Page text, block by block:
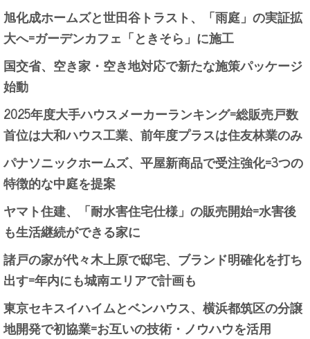
旭化成ホームズと世田谷トラスト、「雨庭」の実証拡
大へ=ガーデンカフェ「ときそら」に施工
国交省、空き家・空き地対応で新たな施策パッケージ
始動
2025年度大手ハウスメーカーランキング=総販売戸数
首位は大和ハウス工業、前年度プラスは住友林業のみ
パナソニックホームズ、平屋新商品で受注強化=3つの
特徴的な中庭を提案
ヤマト住建、「耐水害住宅仕様」の販売開始=水害後
も生活継続ができる家に
諸戸の家が代々木上原で邸宅、ブランド明確化を打ち
出す=年内にも城南エリアで計画も
東京セキスイハイムとベンハウス、横浜都筑区の分譲
地開発で初協業=お互いの技術・ノウハウを活用